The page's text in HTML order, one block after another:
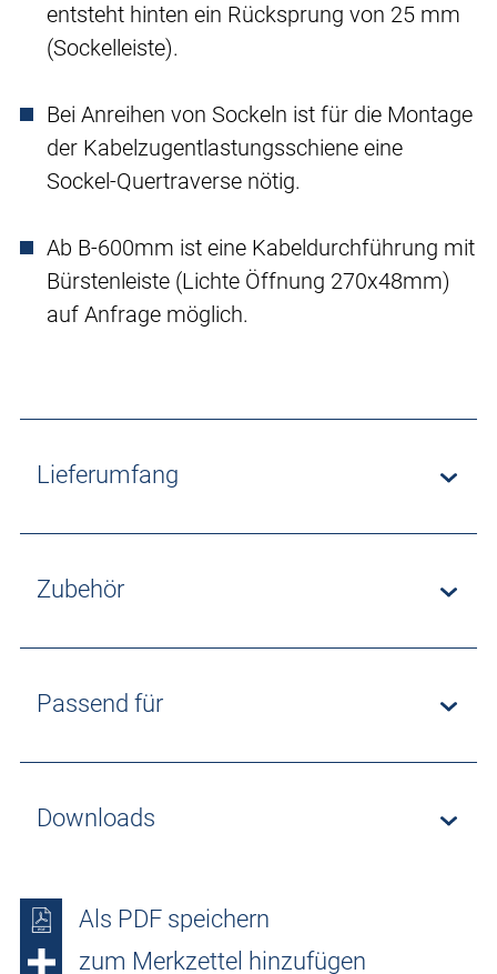
entsteht hinten ein Rücksprung von 25 mm
(Sockelleiste).
Bei Anreihen von Sockeln ist für die Montage
der Kabelzugentlastungsschiene eine
Sockel-Quertraverse nötig.
Ab B-600mm ist eine Kabeldurchführung mit
Bürstenleiste (Lichte Öffnung 270x48mm)
auf Anfrage möglich.
Lieferumfang
Zubehör
Passend für
Downloads
Als PDF speichern
zum Merkzettel hinzufügen